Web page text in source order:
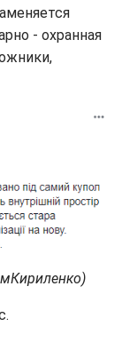
- охранная